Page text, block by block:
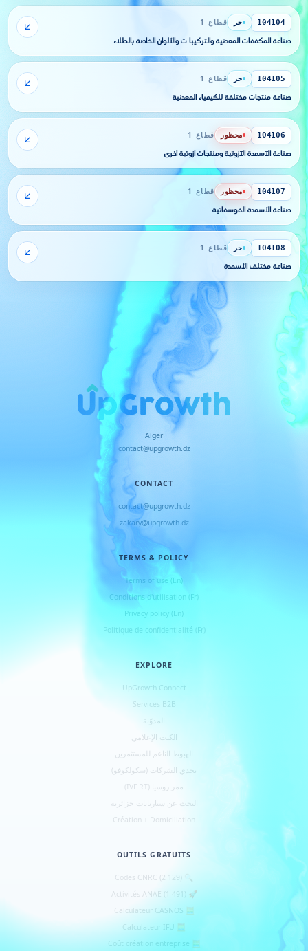
104104 حر قطاع 1
صناعة المكففات المعدنية والتركيبا ت والألوان الخاصة بالطلاء
104105 حر قطاع 1
صناعة منتجات مختلفة للكيمياء المعدنية
104106 محظور قطاع 1
صناعة الآسمدة الآزوتية ومنتجات آزوتية أخرى
104107 محظور قطاع 1
صناعة الأسمدة الفوسفاتية
104108 حر قطاع 1
صناعة مختلف الأسمدة
Alger
contact@upgrowth.dz
CONTACT
contact@upgrowth.dz
zakary@upgrowth.dz
TERMS & POLICY
Terms of use (En)
Conditions d 'utilisation (Fr)
Privacy policy (En)
Politique de confidentialité (Fr)
EXPLORE
UpGrowth Connect
Services B2B
المدوّنة
الكيت الإعلامي
الهبوط الناعم للمستثمرين
تحدي الشركات (سكولكوفو)
ممر روسيا (IVF RT)
البحث عن ستارتابات جزائرية
Création + Domiciliation
OUTILS GRATUITS
🔍 Codes CNRC (2 129)
🚀 Activités ANAE (1 491)
🧮 Calculateur CASNOS
🧮 Calculateur IFU
🧮 Coût création entreprise